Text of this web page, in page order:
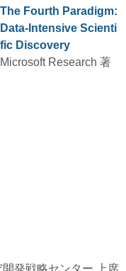
The Fourth Paradigm:
Data-Intensive Scienti
fic Discovery
Microsoft Research 著